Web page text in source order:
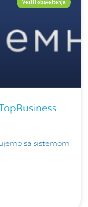
Vesti i obaveštenja
sa sistemom